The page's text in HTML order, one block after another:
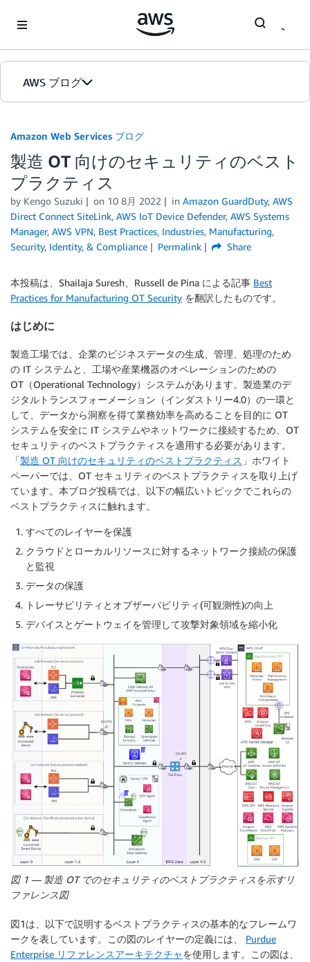
AWS ブログ
カテゴリ
エディション
Amazon Web Services ブログ
製造 OT 向けのセキュリティのベスト
プラクティス
by Kengo Suzuki on 10 8月 2022 in Amazon GuardDuty, AWS
Direct Connect SiteLink, AWS IoT Device Defender, AWS Systems
Manager, AWS VPN, Best Practices, Industries, Manufacturing,
Security, Identity, & Compliance
Permalink Share
本投稿は、Shailaja Suresh、Russell de Pina による記事 Best
Practices for Manufacturing OT Security を翻訳したものです。
はじめに
製造工場では、企業のビジネスデータの生成、管理、処理のため
の IT システムと、工場や産業機器のオペレーションのための
OT（Operational Technology）システムがあります。製造業のデ
ジタルトランスフォーメーション（インダストリー4.0）の一環と
して、データから洞察を得て業務効率を高めることを目的に OT
システムを安全に IT システムやネットワークに接続するため、OT
セキュリティのベストプラクティスを適用する必要があります。
「製造 OT 向けのセキュリティのベストプラクティス 」ホワイト
ペーパーでは、OT セキュリティのベストプラクティスを取り上げ
ています。本ブログ投稿では、以下の幅広いトピックでこれらの
ベストプラクティスに触れます。
すべてのレイヤーを保護
クラウドとローカルリソースに対するネットワーク接続の保護
と監視
データの保護
トレーサビリティとオブザーバビリティ(可観測性)の向上
デバイスとゲートウェイを管理して攻撃対象領域を縮小化
図 1 — 製造 OT でのセキュリティのベストプラクティスを示すリ
ファレンス図
図1は、以下で説明するベストプラクティスの基本的なフレームワ
ークを表しています。この図のレイヤーの定義には、 Purdue
Enterprise リファレンスアーキテクチャを使用します。この図は、